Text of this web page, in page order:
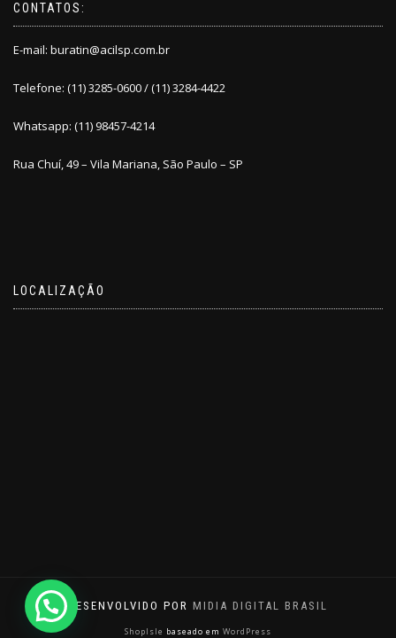
CONTATOS:
E-mail: buratin@acilsp.com.br
Telefone: (11) 3285-0600 / (11) 3284-4422
Whatsapp: (11) 98457-4214
Rua Chuí, 49 – Vila Mariana, São Paulo – SP
LOCALIZAÇÃO
DESENVOLVIDO POR MIDIA DIGITAL BRASIL
ShopIsle baseado em WordPress